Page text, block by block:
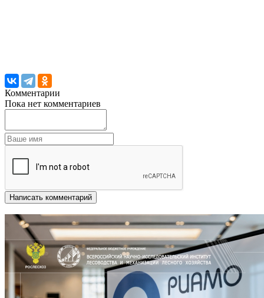
Комментарии
Пока нет комментариев
Написать комментарий